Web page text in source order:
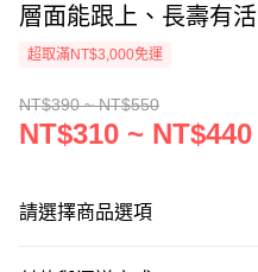
層面能跟上、長壽有
超取滿NT$3,000免運
NT$390 ~ NT$550
NT$310 ~ NT$440
請選擇商品選項